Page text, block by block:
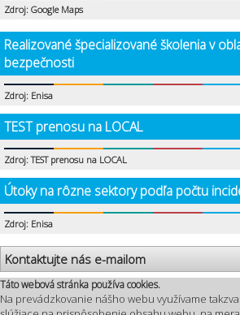
Táto webová stránka používa cookies.
Na prevádzkovanie nášho webu využívame
Zdroj: Google Maps
Realizované špecializované školenia v
bezpečnosti
Zdroj: Enisa
TEST prenosu na LOCAL
Zdroj: TEST prenosu na LOCAL
Útoky na rôzne sektory podľa počtu
Zdroj: Enisa
Kontaktujte nás e-mailom